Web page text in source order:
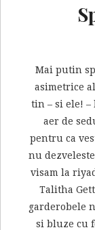
Mai putin
asimetrice
tin – si ele!
aer de
pentru ca
nu
visam la
Talitha
garderobele
si bluze cu